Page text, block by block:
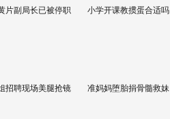
片副局长已被停职 小学开课教掼蛋合适吗
招聘现场美腿抢镜 准妈妈堕胎捐骨髓救妹